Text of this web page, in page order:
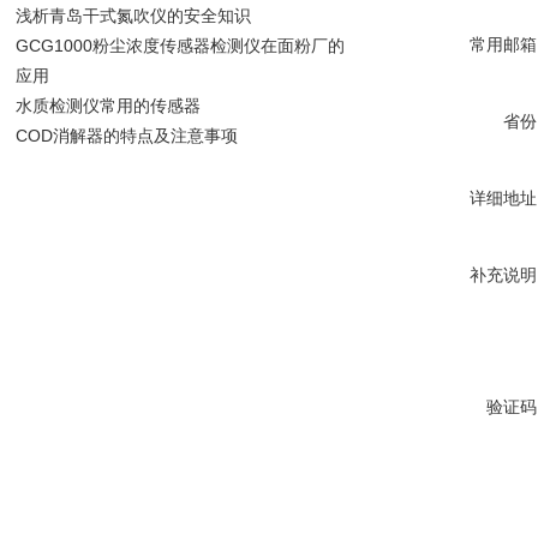
常用邮
省
详细地
补充说
验证
浅析青岛干式氮吹仪的安全知识
GCG1000粉尘浓度传感器检测仪在面粉厂的
应用
水质检测仪常用的传感器
COD消解器的特点及注意事项